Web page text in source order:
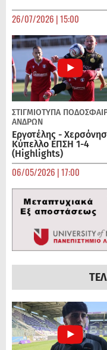
26/07/2026 | 15:00
ΣΤΙΓΜΙΟΤΥΠΑ
ΑΝΔΡΏΝ
Εργοτέλης -
Κύπελλο ΕΠΣΗ 1-4
(Highlights)
06/05/2026 | 17:00